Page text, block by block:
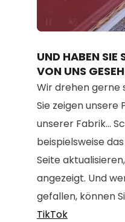
Unmute
UND HABEN SIE
VON UNS
Wir drehen gerne
Sie zeigen unsere
unserer Fabrik...
beispielsweise
Seite
angezeigt. Und
gefallen, können
TikTok